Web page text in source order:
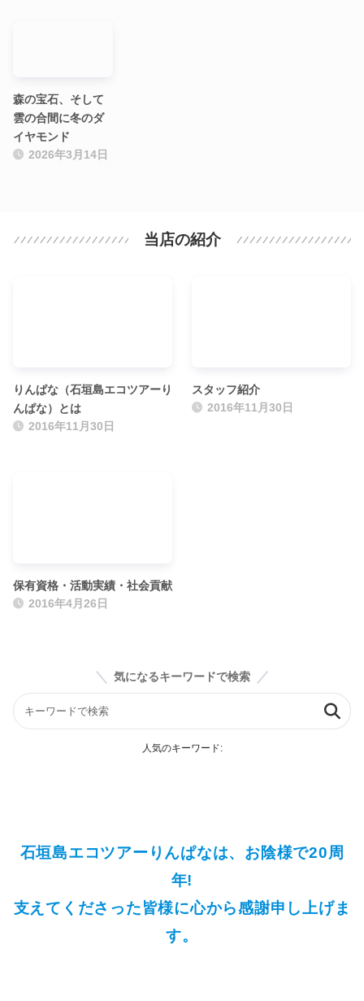
森の宝石、そして
雲の合間に冬のダ
イヤモンド
2026年3月14日
当店の紹介
りんぱな（石垣島エコツアーり
んぱな）とは
2016年11月30日
スタッフ紹介
2016年11月30日
保有資格・活動実績・社会貢献
2016年4月26日
気になるキーワードで検索
人気のキーワード:
石垣島エコツアーりんぱなは、お陰様で20周
年!
支えてくださった皆様に心から感謝申し上げま
す。